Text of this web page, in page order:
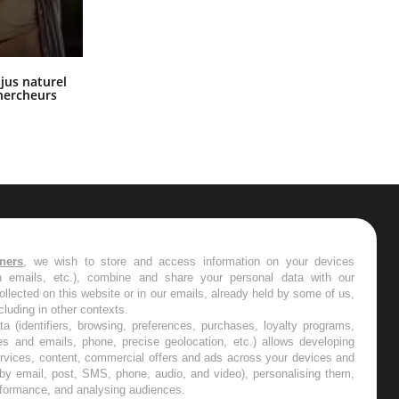
jus naturel
les semaines les meilleures
, we wish to store and access information on your devices
emails, etc.), combine and share your personal data with our
on this website or in our emails, already held by some of us,
in other contexts.
(identifiers, browsing, preferences, purchases, loyalty programs,
and emails, phone, precise geolocation, etc.) allows developing
content, commercial offers and ads across your devices and
email, post, SMS, phone, audio, and video), personalising them,
and analysing audiences.